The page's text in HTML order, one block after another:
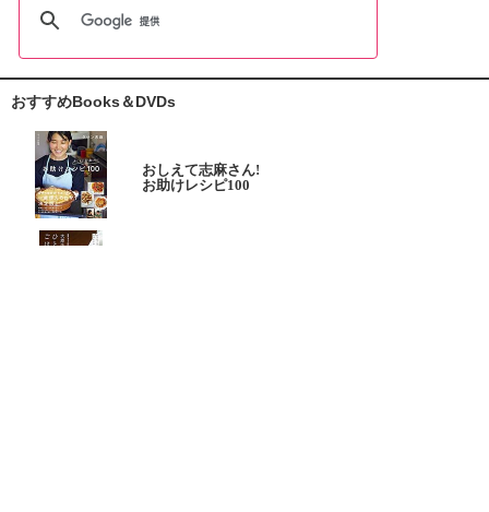
おすすめBooks＆DVDs
おしえて志麻さん!
お助けレシピ100